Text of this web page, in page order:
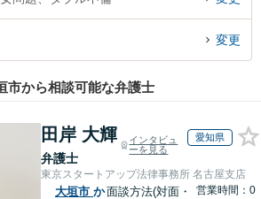
変更
市から相談可能な弁護士
田岸 大輝
弁護士
インタビュ
ーを見る
愛知県
東京スタートアップ法律事務所 名古屋支店
大垣市 か面談方法(対面・
営業時間：0